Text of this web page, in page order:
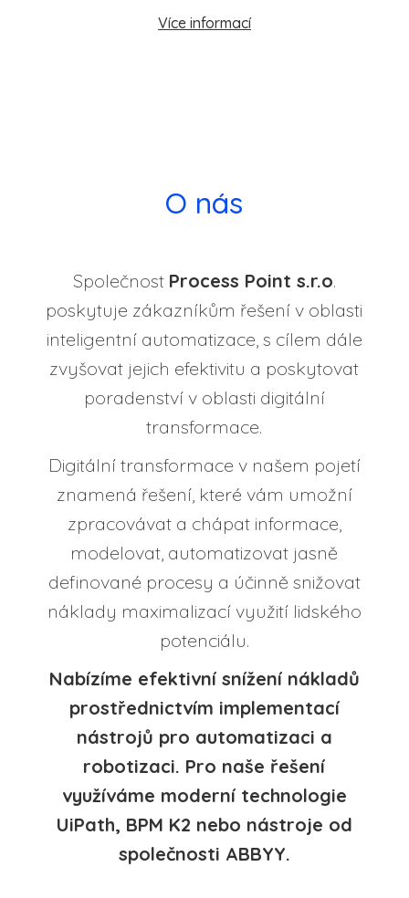
Více informací
O nás
Společnost Process Point s.r.o.
poskytuje zákazníkům řešení v oblasti
inteligentní automatizace, s cílem dále
zvyšovat jejich efektivitu a poskytovat
poradenství v oblasti digitální
transformace.
Digitální transformace v našem pojetí
znamená řešení, které vám umožní
zpracovávat a chápat informace,
modelovat, automatizovat jasně
definované procesy a účinně snižovat
náklady maximalizací využití lidského
potenciálu.
Nabízíme efektivní snížení nákladů
prostřednictvím implementací
nástrojů pro automatizaci a
robotizaci. Pro naše řešení
využíváme moderní technologie
UiPath, BPM K2 nebo nástroje od
společnosti ABBYY.